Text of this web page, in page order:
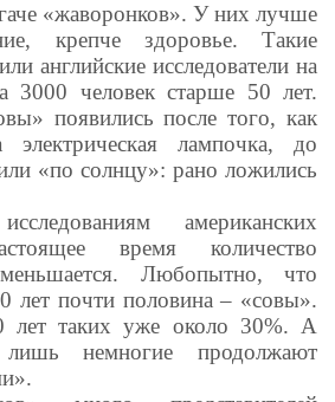
«жаворонков». У них лучше
крепче здоровье. Такие
английские исследователи на
3000 человек старше 50 лет.
появились после того, как
электрическая лампочка, до
«по солнцу»: рано ложились
американских
время количество
Любопытно, что
лет почти половина – «совы».
лет таких уже около 30%. А
немногие продолжают